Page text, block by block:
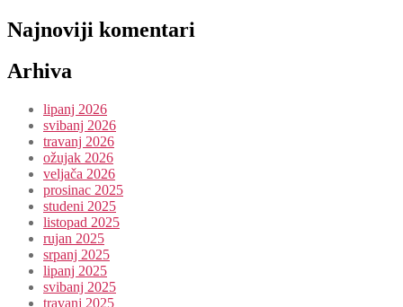
Najnoviji komentari
Arhiva
lipanj 2026
svibanj 2026
travanj 2026
ožujak 2026
veljača 2026
prosinac 2025
studeni 2025
listopad 2025
rujan 2025
srpanj 2025
lipanj 2025
svibanj 2025
travanj 2025